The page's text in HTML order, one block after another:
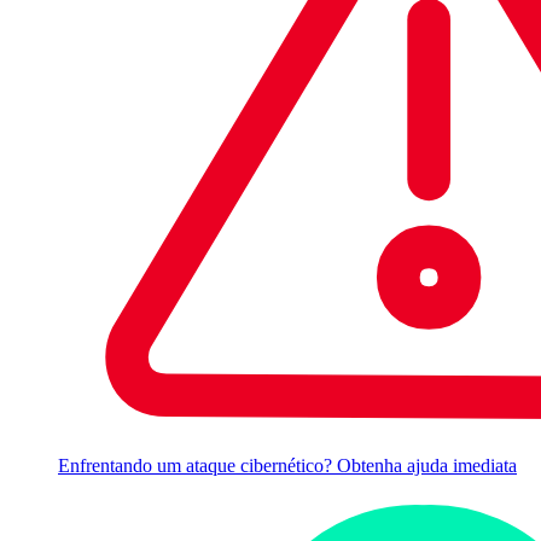
Enfrentando um ataque cibernético? Obtenha ajuda imediata